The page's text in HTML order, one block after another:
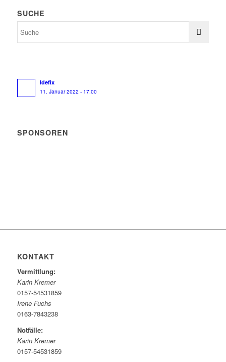
SUCHE
Idefix
11. Januar 2022 - 17:00
SPONSOREN
KONTAKT
Vermittlung:
Karin Kremer
0157-54531859
Irene Fuchs
0163-7843238
Notfälle:
Karin Kremer
0157-54531859